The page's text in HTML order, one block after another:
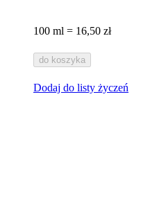
100 ml = 16,50 zł
do koszyka
Dodaj do listy życzeń